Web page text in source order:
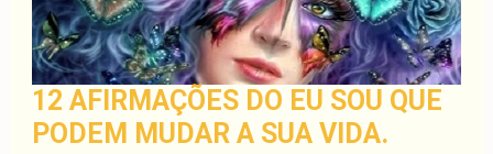
12 AFIRMAÇÕES DO EU SOU QUE
PODEM MUDAR A SUA VIDA.